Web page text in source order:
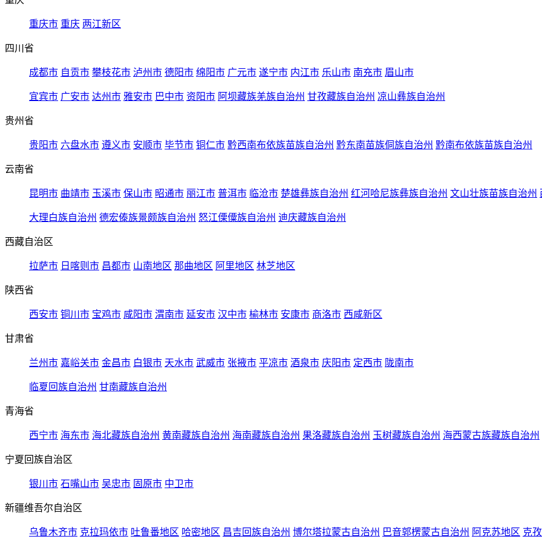
重庆市 重庆 两江新区
四川省
成都市 自贡市 攀枝花市 泸州市 德阳市 绵阳市 广元市 遂宁市 内江市 乐山市 南充市 眉山市
宜宾市 广安市 达州市 雅安市 巴中市 资阳市 阿坝藏族羌族自治州 甘孜藏族自治州 凉山彝族自治州
贵州省
贵阳市 六盘水市 遵义市 安顺市 毕节市 铜仁市 黔西南布依族苗族自治州 黔东南苗族侗族自治州 黔南布依族苗族自治州
云南省
昆明市 曲靖市 玉溪市 保山市 昭通市 丽江市 普洱市 临沧市 楚雄彝族自治州 红河哈尼族彝族自治州 文山壮族苗族自治州
大理白族自治州 德宏傣族景颇族自治州 怒江傈僳族自治州 迪庆藏族自治州
西藏自治区
拉萨市 日喀则市 昌都市 山南地区 那曲地区 阿里地区 林芝地区
陕西省
西安市 铜川市 宝鸡市 咸阳市 渭南市 延安市 汉中市 榆林市 安康市 商洛市 西咸新区
甘肃省
兰州市 嘉峪关市 金昌市 白银市 天水市 武威市 张掖市 平凉市 酒泉市 庆阳市 定西市 陇南市
临夏回族自治州 甘南藏族自治州
青海省
西宁市 海东市 海北藏族自治州 黄南藏族自治州 海南藏族自治州 果洛藏族自治州 玉树藏族自治州 海西蒙古族藏族自治州
宁夏回族自治区
银川市 石嘴山市 吴忠市 固原市 中卫市
新疆维吾尔自治区
乌鲁木齐市 克拉玛依市 吐鲁番地区 哈密地区 昌吉回族自治州 博尔塔拉蒙古自治州 巴音郭楞蒙古自治州 阿克苏地区 克